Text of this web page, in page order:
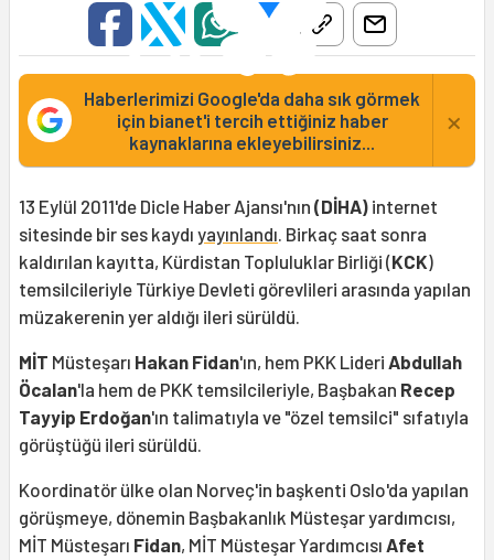
Haberlerimizi Google'da daha sık görmek
için bianet'i tercih ettiğiniz haber
kaynaklarına ekleyebilirsiniz...
×
13 Eylül 2011'de Dicle Haber Ajansı'nın (DİHA) internet
sitesinde bir ses kaydı yayınlandı. Birkaç saat sonra
kaldırılan kayıtta, Kürdistan Topluluklar Birliği (KCK)
temsilcileriyle Türkiye Devleti görevlileri arasında yapılan
müzakerenin yer aldığı ileri sürüldü.
MİT Müsteşarı Hakan Fidan'ın, hem PKK Lideri Abdullah
Öcalan'la hem de PKK temsilcileriyle, Başbakan Recep
Tayyip Erdoğan'ın talimatıyla ve "özel temsilci" sıfatıyla
görüştüğü ileri sürüldü.
Koordinatör ülke olan Norveç'in başkenti Oslo'da yapılan
görüşmeye, dönemin Başbakanlık Müsteşar yardımcısı,
MİT Müsteşarı Fidan, MİT Müsteşar Yardımcısı Afet